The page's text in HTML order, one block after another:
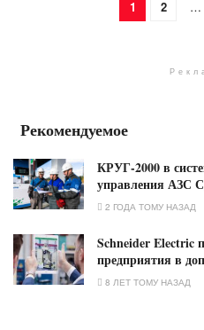
1 2 …
Рекомендуемое
КРУГ-2000 в
управления АЗС
2 ГОДА ТОМУ НАЗАД
Schneider Electric
предприятия в
8 ЛЕТ ТОМУ НАЗАД